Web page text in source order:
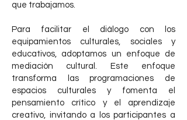
que trabajamos.
Para facilitar el diálogo con los
equipamientos culturales, sociales y
educativos, adoptamos un enfoque de
mediación cultural. Este enfoque
transforma las programaciones de
espacios culturales y fomenta el
pensamiento crítico y el aprendizaje
creativo, invitando a los participantes a